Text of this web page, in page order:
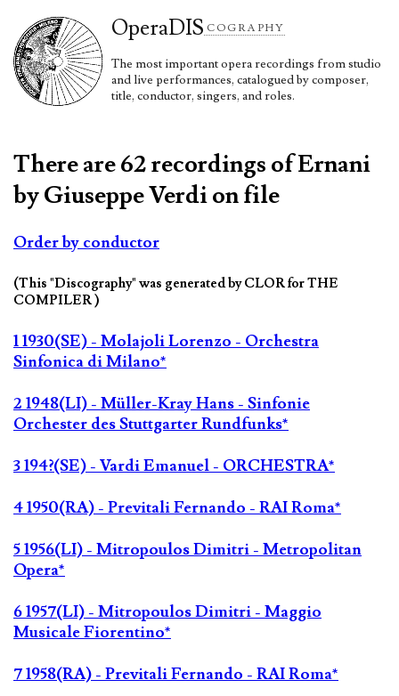
OperaDIS COGRAPHY
The most important opera recordings from studio
and live performances, catalogued by composer,
title, conductor, singers, and roles.
There are 62 recordings of Ernani
by Giuseppe Verdi on file
Order by conductor
(This "Discography" was generated by CLOR for THE
COMPILER )
1 1930(SE) - Molajoli Lorenzo - Orchestra
Sinfonica di Milano*
2 1948(LI) - Müller-Kray Hans - Sinfonie
Orchester des Stuttgarter Rundfunks*
3 194?(SE) - Vardi Emanuel - ORCHESTRA*
4 1950(RA) - Previtali Fernando - RAI Roma*
5 1956(LI) - Mitropoulos Dimitri - Metropolitan
Opera*
6 1957(LI) - Mitropoulos Dimitri - Maggio
Musicale Fiorentino*
7 1958(RA) - Previtali Fernando - RAI Roma*